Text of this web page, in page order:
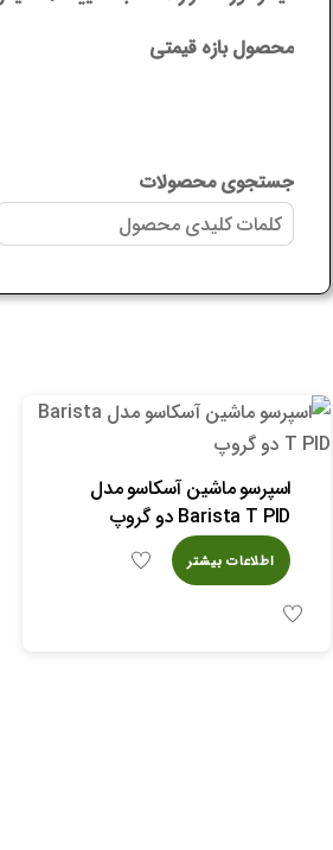
محصول بازه قیمتی
جستجوی محصولات
اسپرسو ماشین آسکاسو مدل
Barista T PID دو گروپ
اطلاعات بیشتر